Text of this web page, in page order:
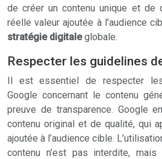
de créer un contenu unique et de
réelle valeur ajoutée à l’audience
stratégie digitaleglobale.
Respecter les guidelines
Il est essentiel de respecter les
Google concernant le contenu
preuve de transparence. Google
contenu original et de qualité, qui
ajoutée à l’audience cible.
contenu n’est pas interdite,